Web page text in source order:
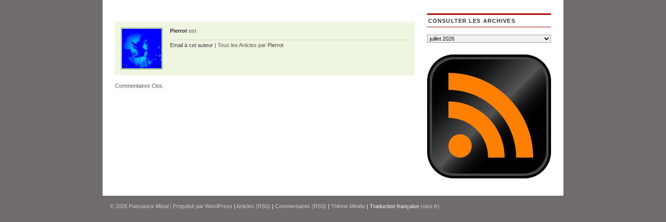
Pierrot est
Email à cet auteur | Tous les Articles par Pierrot
Commentaires Clos.
CONSULTER LES ARCHIVES
© 2026 Puissance Métal | Propulsé par WordPress | Articles (RSS) | Commentaires (RSS) | Thème Mimbo | Traduction française (niss.fr)